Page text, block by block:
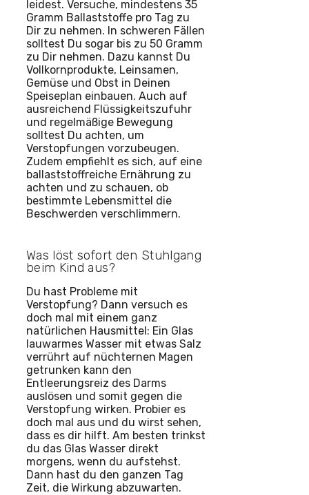
leidest. Versuche, mindestens 35
Gramm Ballaststoffe pro Tag zu
Dir zu nehmen. In schweren Fällen
solltest Du sogar bis zu 50 Gramm
zu Dir nehmen. Dazu kannst Du
Vollkornprodukte, Leinsamen,
Gemüse und Obst in Deinen
Speiseplan einbauen. Auch auf
ausreichend Flüssigkeitszufuhr
und regelmäßige Bewegung
solltest Du achten, um
Verstopfungen vorzubeugen.
Zudem empfiehlt es sich, auf eine
ballaststoffreiche Ernährung zu
achten und zu schauen, ob
bestimmte Lebensmittel die
Beschwerden verschlimmern.
Was löst sofort den Stuhlgang
beim Kind aus?
Du hast Probleme mit
Verstopfung? Dann versuch es
doch mal mit einem ganz
natürlichen Hausmittel: Ein Glas
lauwarmes Wasser mit etwas Salz
verrührt auf nüchternen Magen
getrunken kann den
Entleerungsreiz des Darms
auslösen und somit gegen die
Verstopfung wirken. Probier es
doch mal aus und du wirst sehen,
dass es dir hilft. Am besten trinkst
du das Glas Wasser direkt
morgens, wenn du aufstehst.
Dann hast du den ganzen Tag
Zeit, die Wirkung abzuwarten.